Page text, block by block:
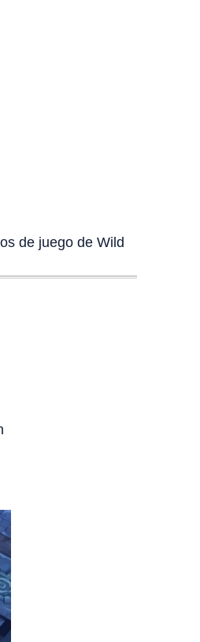
de juego de Wild